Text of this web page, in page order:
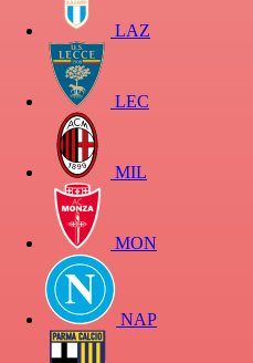
LAZ
LEC
MIL
MON
NAP